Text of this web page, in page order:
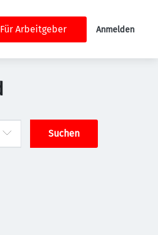
Für Arbeitgeber Anmelden
Suchen